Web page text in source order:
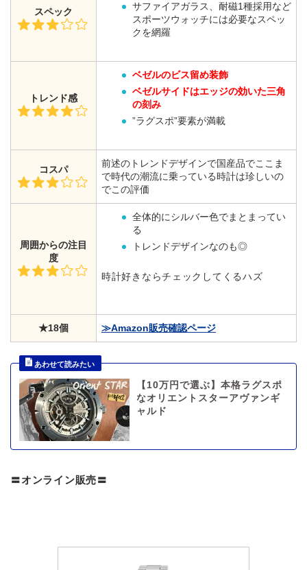
スペック
サファイアガラス、耐磁1種採用など
スポーツウォッチには必要なスペッ
クを網羅
トレンド感
ベゼルのビス留め装飾
ベゼルサイドはエッジの効いた三角
の刻み
”ラグスポ”要素が満載
コスパ
前述のトレンドデザインで国産品でここま
で時代の潮流に乗っている時計は珍しいの
でこの評価
周囲からの注目
度
全体的にシルバー色でまとまってい
る
トレンドデザインなのも◎
時計好きならチェックしてくるハズ
★18個 ≫Amazon販売確認ページ
【10万円で選ぶ】本格ラグスポ
なオリエントスターアヴァンギ
ャルド
〓オンライン販売〓